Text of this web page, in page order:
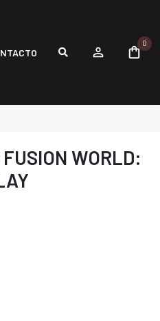
0
WORLD: